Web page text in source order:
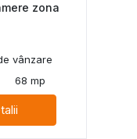
zona
vânzare
68 mp